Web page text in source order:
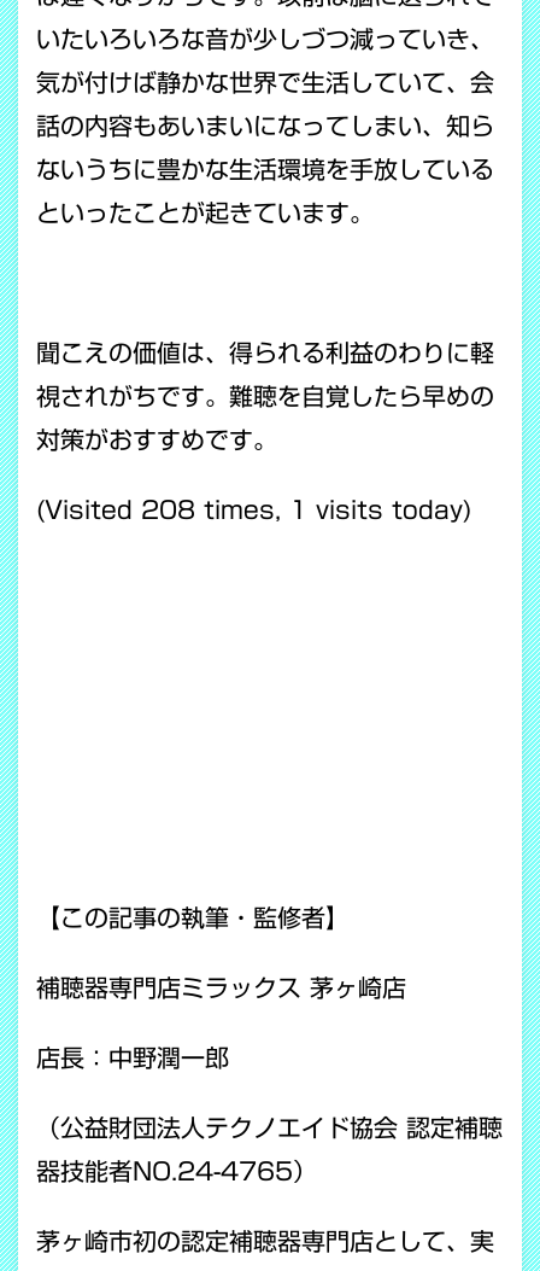
いたいろいろな音が少しづつ減っていき、
気が付けば静かな世界で生活していて、会
話の内容もあいまいになってしまい、知ら
ないうちに豊かな生活環境を手放している
といったことが起きています。
聞こえの価値は、得られる利益のわりに軽
視されがちです。難聴を自覚したら早めの
対策がおすすめです。
(Visited 208 times, 1 visits today)
【この記事の執筆・監修者】
補聴器専門店ミラックス 茅ヶ崎店
店長：中野潤一郎
（公益財団法人テクノエイド協会 認定補聴
器技能者NO.24-4765）
茅ヶ崎市初の認定補聴器専門店として、実